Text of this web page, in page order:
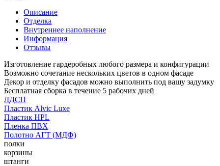
Описание
Отделка
Внутреннее наполнение
Информация
Отзывы
Изготовление гардеробных любого размера и конфигурации
Возможно сочетание нескольких цветов в одном фасаде
Декор и отделку фасадов можно выполнить под вашу задумку
Бесплатная сборка в течение 5 рабочих дней
ЛДСП
Пластик Alvic Luxe
Пластик HPL
Пленка ПВХ
Полотно АГТ (МДФ)
полки
корзины
штанги